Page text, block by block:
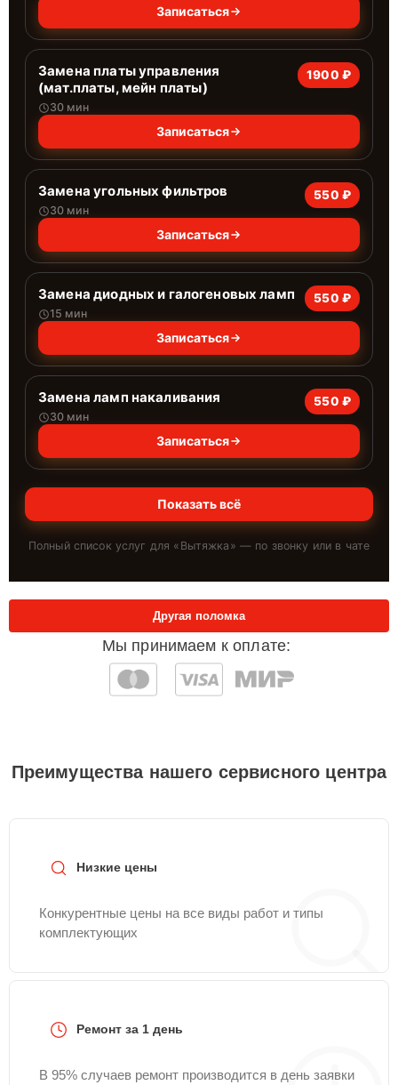
Записаться
Замена платы управления
(мат.платы, мейн платы)
30 мин
1900 ₽
Записаться
Замена угольных фильтров
30 мин
550 ₽
Записаться
Замена диодных и галогеновых ламп
15 мин
550 ₽
Записаться
Замена ламп накаливания
30 мин
550 ₽
Записаться
Показать всё
Полный список услуг для « Вытяжка » — по звонку или в чате
Мы принимаем к оплате:
Другая поломка
Преимущества нашего сервисного центра
Низкие цены
Конкурентные цены на все виды работ и типы
комплектующих
Ремонт за 1 день
В 95% случаев ремонт производится в день заявки